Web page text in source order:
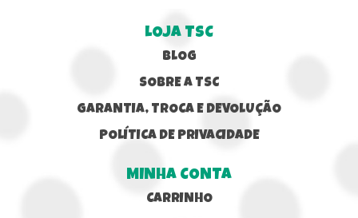
LOJA TSC
BLOG
SOBRE A TSC
GARANTIA, TROCA E DEVOLUÇÃO
POLÍTICA DE PRIVACIDADE
MINHA CONTA
CARRINHO